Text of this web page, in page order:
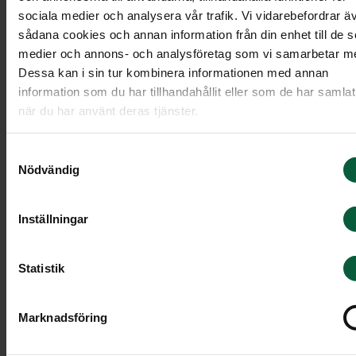
sociala medier och analysera vår trafik. Vi vidarebefordrar
sådana cookies och annan information från din enhet till de
medier och annons- och analysföretag som vi samarbetar
Dessa kan i sin tur kombinera informationen med annan
information som du har tillhandahållit eller som de har
när du har använt deras tjänster.
Nödvändig
Inställningar
Statistik
Marknadsföring
Plats för en borgerlig
begravningsceremoni
En borgerlig begravningsceremoni kan ske i
hemmet, i en samlingslokal, i trädgården eller på
en vacker plats i naturen. Den kan också hållas i
Farväl erbjuder en prisvärd
Vi på Begravningsbyrån Farväl har lång